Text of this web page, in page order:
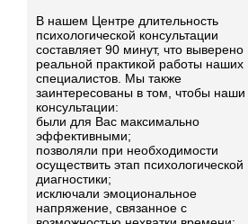
В нашем Центре длительность
психологической консультации
составляет 90 минут, что выверено
реальной практикой работы наших
специалистов. Мы также
заинтересованы в том, чтобы наши
консультации:
были для Вас максимально
эффективными;
позволяли при необходимости
осуществить этап психологической
диагностики;
исключали эмоциональное
напряжение, связанное с